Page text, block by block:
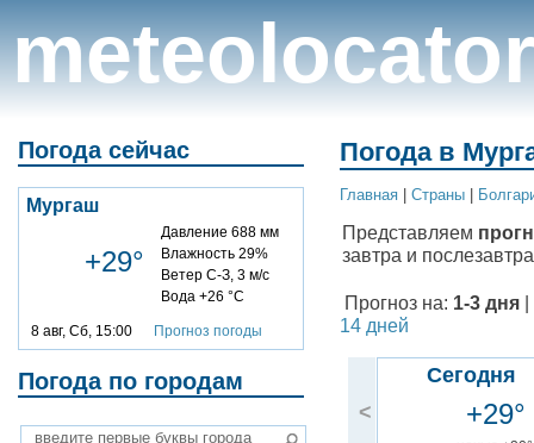
meteolocator
Погода сейчас
Мургаш
+29°
Давление 688 мм
Влажность 29%
Ветер С-З, 3 м/с
Вода +26 °C
8 авг, Сб, 15:00 Прогноз погоды
Погода по городам
Погода в
Главная Cтраны
Представляем
завтра и
Прогноз на: 1-3 дня
14 дней
<
Сегодня
+29°